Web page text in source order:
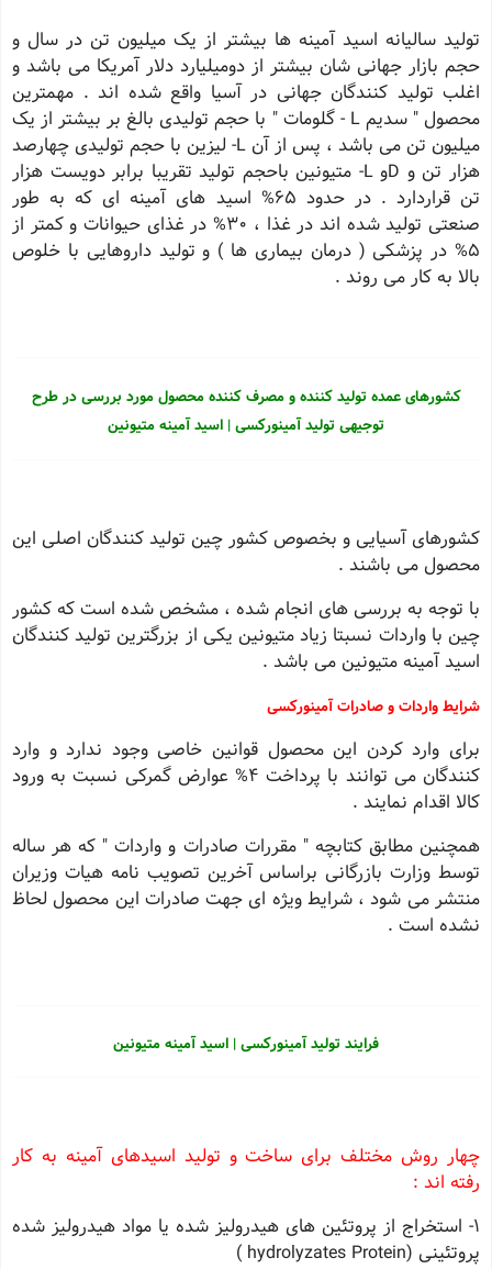
تولید سالیانه اسید آمینه ها بیشتر از یک میلیون تن در سال و
حجم بازار جهانی شان بیشتر از دومیلیارد دلار آمریکا می باشد و
اغلب تولید کنندگان جهانی در آسیا واقع شده اند . مهمترین
محصول " سديم L - گلومات " با حجم توليدی بالغ بر بيشتر از يک
ميليون تن می باشد ، پس از آن L- لیزین با حجم تولیدی چهارصد
هزار تن و Dو L- متیونین باحجم تولید تقریبا برابر دویست هزار
تن قراردارد . در حدود 65% اسید های آمینه ای که به طور
صنعتی تولید شده اند در غذا ، 30% در غذای حیوانات و کمتر از
5% در پزشکی ( درمان بیماری ها ) و تولید داروهایی با خلوص
بالا به کار می روند .
کشورهای عمده تولید کننده و مصرف کننده محصول مورد بررسی در طرح
توجیهی تولید آمینورکسی | اسید آمینه متیونین
کشورهای آسیایی و بخصوص کشور چین تولید کنندگان اصلی این
محصول می باشند .
با توجه به بررسی های انجام شده ، مشخص شده است که کشور
چین با واردات نسبتا زیاد متیونین یکی از بزرگترین تولید کنندگان
اسید آمینه متیونین می باشد .
شرایط واردات و صادرات آمینورکسی
برای وارد کردن این محصول قوانین خاصی وجود ندارد و وارد
کنندگان می توانند با پرداخت 4% عوارض گمرکی نسبت به ورود
کالا اقدام نمایند .
همچنین مطابق کتابچه " مقررات صادرات و واردات " که هر ساله
توسط وزارت بازرگانی براساس آخرین تصویب نامه هیات وزیران
منتشر می شود ، شرایط ویژه ای جهت صادرات این محصول لحاظ
نشده است .
فرایند تولید آمینورکسی | اسید آمینه متیونین
چهار روش مختلف برای ساخت و تولید اسیدهای آمینه به کار
رفته اند :
1- استخراج از پروتئین های هیدرولیز شده یا مواد هیدرولیز شده
پروتئینی (hydrolyzates Protein )